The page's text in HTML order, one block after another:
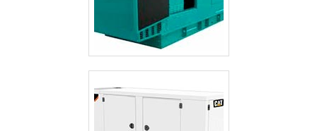
ALUGUEL DE GERADORES PARA EVENTOS SÃO PAULO
ALUGUEL DE GERADORES DE ENERGIA A DIESEL SÃO PAULO
ALUGUEL DE GERADORES CAMPINAS
ALUGUEL DE GERADORES A DIESEL
ALUGUEL DE GERADOR SP
ALUGUEL DE GERADOR GUARULHOS
ALUGUEL DE GERADOR DE ENERGIA VALOR